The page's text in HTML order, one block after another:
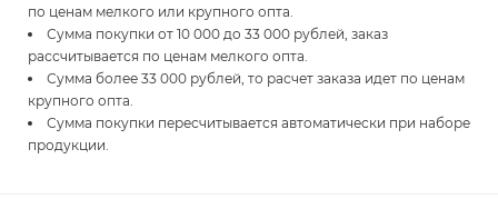
по ценам мелкого или крупного опта.
Сумма покупки от 10 000 до 33 000 рублей, заказ
рассчитывается по ценам мелкого опта.
Сумма более 33 000 рублей, то расчет заказа идет по ценам
крупного опта.
Сумма покупки пересчитывается автоматически при наборе
продукции.